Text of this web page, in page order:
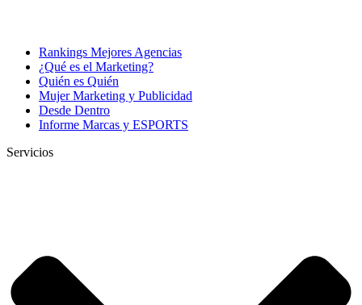
Rankings Mejores Agencias
¿Qué es el Marketing?
Quién es Quién
Mujer Marketing y Publicidad
Desde Dentro
Informe Marcas y ESPORTS
Servicios